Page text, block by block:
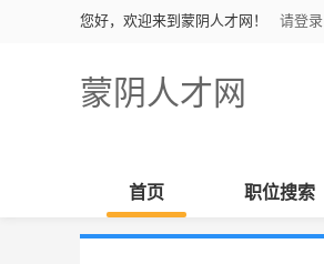
您好，欢迎来到蒙阴人才网！ 请登录
蒙阴人才网
首页 职位搜索